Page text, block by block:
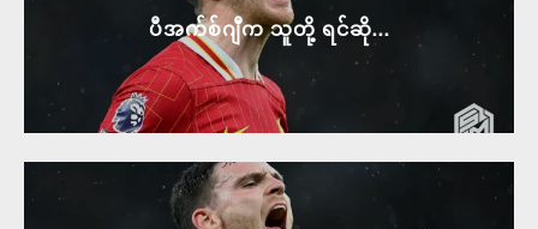
ပီအက်စ်ဂျီက သူတို့ ရင်ဆို...